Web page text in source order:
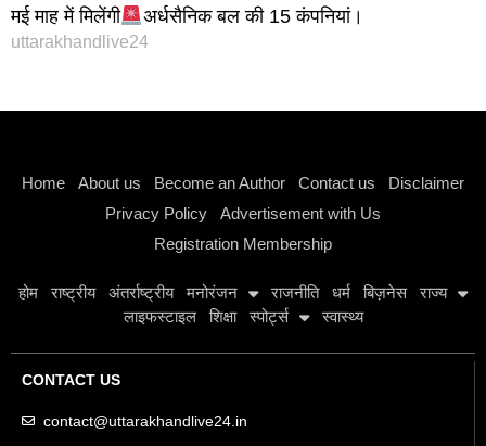
मई माह में मिलेंगी
अर्धसैनिक बल की 15 कंपनियां।
uttarakhandlive24
Home About us Become an Author Contact us
Disclaimer
Privacy Policy
Advertisement with Us
Registration Membership
होम राष्ट्रीय अंतर्राष्ट्रीय मनोरंजन राजनीति धर्म बिज़नेस
राज्य
लाइफस्टाइल
शिक्षा स्पोर्ट्स स्वास्थ्य
CONTACT US
contact@uttarakhandlive24.in